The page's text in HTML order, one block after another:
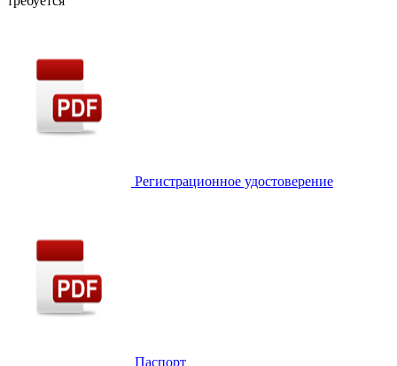
Регистрационное удостоверение
Паспорт